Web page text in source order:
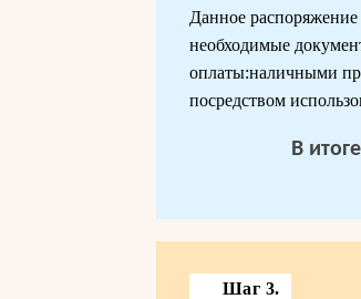
Данное распоряжение
необходимые
оплаты:наличными
посредством
В
Шаг 3.